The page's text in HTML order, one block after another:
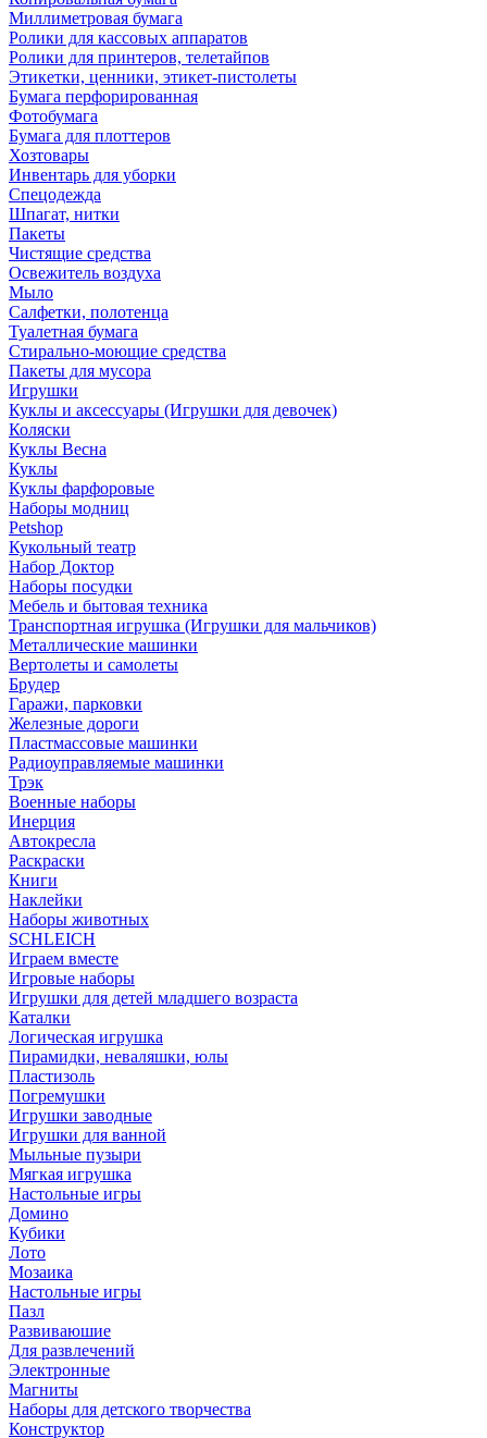
Миллиметровая бумага
Ролики для кассовых аппаратов
Ролики для принтеров, телетайпов
Этикетки, ценники, этикет-пистолеты
Бумага перфорированная
Фотобумага
Бумага для плоттеров
Хозтовары
Инвентарь для уборки
Спецодежда
Шпагат, нитки
Пакеты
Чистящие средства
Освежитель воздуха
Мыло
Салфетки, полотенца
Туалетная бумага
Стирально-моющие средства
Пакеты для мусора
Игрушки
Куклы и аксессуары (Игрушки для девочек)
Коляски
Куклы Весна
Куклы
Куклы фарфоровые
Наборы модниц
Petshop
Кукольный театр
Набор Доктор
Наборы посудки
Мебель и бытовая техника
Транспортная игрушка (Игрушки для мальчиков)
Металлические машинки
Вертолеты и самолеты
Брудер
Гаражи, парковки
Железные дороги
Пластмассовые машинки
Радиоуправляемые машинки
Трэк
Военные наборы
Инерция
Автокресла
Раскраски
Книги
Наклейки
Наборы животных
SCHLEICH
Играем вместе
Игровые наборы
Игрушки для детей младшего возраста
Каталки
Логическая игрушка
Пирамидки, неваляшки, юлы
Пластизоль
Погремушки
Игрушки заводные
Игрушки для ванной
Мыльные пузыри
Мягкая игрушка
Настольные игры
Домино
Кубики
Лото
Мозаика
Настольные игры
Пазл
Развиваюшие
Для развлечений
Электронные
Магниты
Наборы для детского творчества
Конструктор